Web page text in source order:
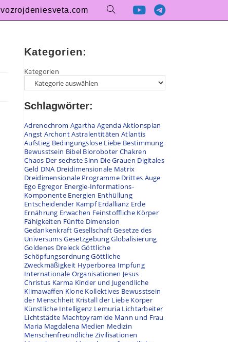
vozrojdeniesveta.com
Kategorien:
Kategorien
Schlagwörter:
Adrenochrom Agartha AgendaAktionsplan
Angst ArchontAstralentitäten Atlantis
Aufstieg Bedingungslose Liebe Bestimmung
Bewusstsein Bibel Bioroboter Chakren
Chaos Der sechste Sinn Die Grauen Digitales
Geld DNA Dreidimensionale Matrix
Dreidimensionale Programme Drittes Auge
Ego Egregor Energie-Informations-
Komponente Energien Enthüllung
Entscheidender Kampf Erdallianz Erde
Ernährung Erwachen Feinstoffliche Körper
Fähigkeiten Fünfte Dimension
GedankenkraftGesellschaftGesetze des
UniversumsGesetzgebungGlobalisierung
Goldenes DreieckGöttliche
SchöpfungsordnungGöttliche
Zweckmäßigkeit Hyperborea Impfung
Internationale Organisationen Jesus
Christus Karma Kinder und Jugendliche
Klimawaffen Klone Kollektives Bewusstsein
der Menschheit Kristall der Liebe Körper
Künstliche Intelligenz Lemuria Lichtarbeiter
Lichtstädte Machtpyramide Mann und Frau
Maria Magdalena Medien Medizin
Menschenfreundliche Zivilisationen